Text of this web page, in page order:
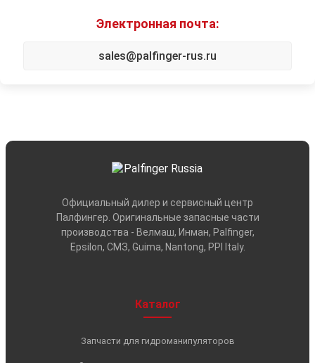
Электронная почта:
sales@palfinger-rus.ru